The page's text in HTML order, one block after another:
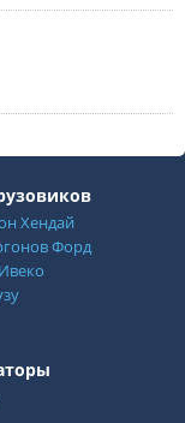
Хендай
Форд